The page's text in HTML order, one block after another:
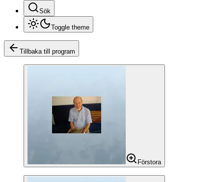
Sök
Toggle theme
Tillbaka till program
Förstora